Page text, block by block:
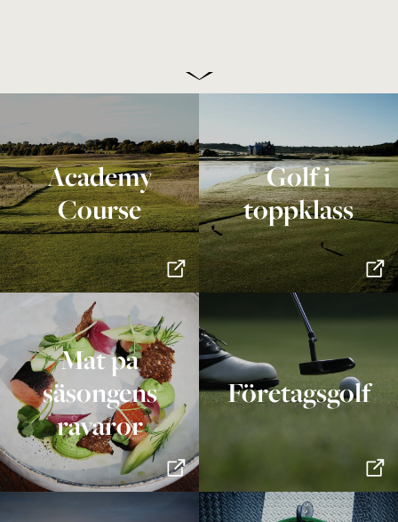
Academy
Course
Golf i
toppklass
Mat på
säsongens
råvaror
Företagsgolf